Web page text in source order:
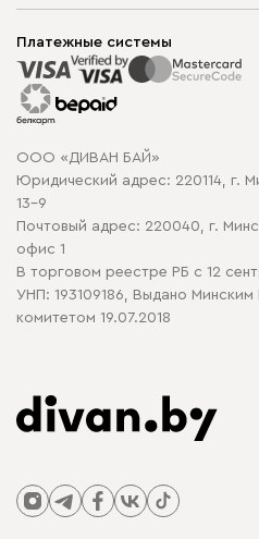
Способы оплаты
Рассрочка и кредит
Гарантия
Карта сайта
Политика конфиденциальности
Политика в отношении
Корпусная мебель
Распродажа мебели
Платежные системы
ООО «ДИВАН БАЙ»
Юридический адрес: 220114, г.
13-9
Почтовый адрес: 220040, г.
офис 1
В торговом реестре РБ с 12
УНП: 193109186, Выдано
комитетом 19.07.2018